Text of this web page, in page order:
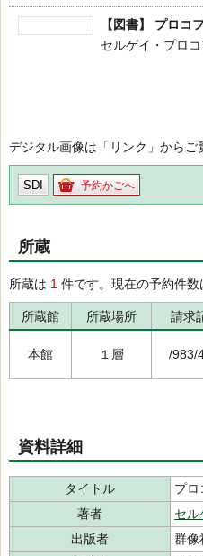
【図書】 プロコ
セルゲイ・プロ
デジタル画像は「リンク」からご
SDI 予約かごへ
所蔵
所蔵は 1 件です。現在の予約件数
所蔵館 所蔵場所 請求
本館 １層 /983/
資料詳細
タイトル
プロ
著者
セル
出版者
群像